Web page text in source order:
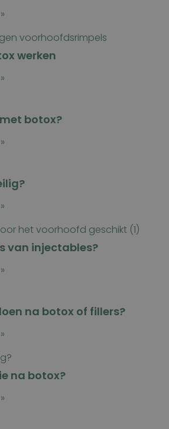
werken
botox?
van injectables?
na botox of fillers?
na botox?